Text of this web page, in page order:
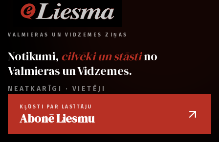
VALMIERAS UN VIDZEMES ZIŅAS
Notikumi, cilvēki un stāstino
Valmieras un Vidzemes.
NEATKARĪGI · VIETĒJI
KĻŪSTI PAR LASĪTĀJU
Abonē Liesmu